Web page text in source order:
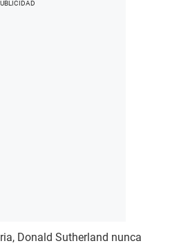
Donald Sutherland nunca